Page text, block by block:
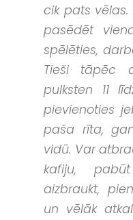
cik pats
pasēdēt
spēlēties,
Tieši tāpēc
pulksten 11
pievienoties
paša rīta,
vidū. Var
kafiju,
aizbraukt,
un vēlāk